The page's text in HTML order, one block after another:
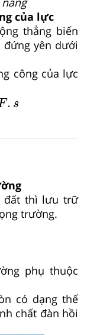
của lực
thẳng biến
yên dưới
công của lực
. s
F.s
đất thì lưu trữ
trường.
phụ thuộc
có dạng thế
chất đàn hồi